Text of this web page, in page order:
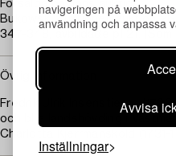
navigeringen på
användning och anpassa
Avvisa
Inställningar
Försålda på hans auktion;
Bukowski Auktioner, auktion
347-348, avbildade pl 21. (Som
Övrig information
Fredrik Ulrik Insenstierna
och bl a landshövding i
Charlotta Kjerrmansköld (1731-